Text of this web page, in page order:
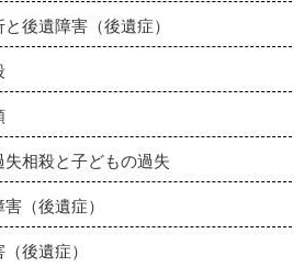
後遺障害（後遺症）
相殺と子どもの過失
（後遺症）
後遺症）